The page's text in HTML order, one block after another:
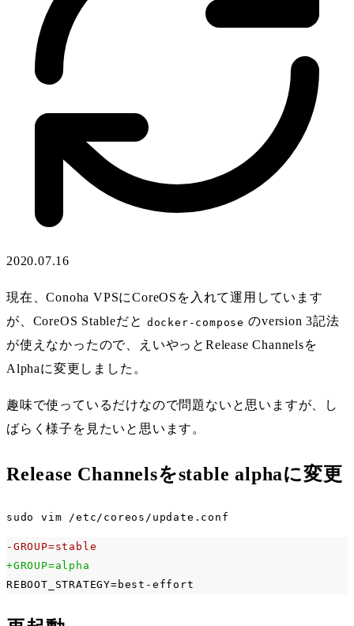
2020.07.16
現在、Conoha VPSにCoreOSを入れて運用しています
が、CoreOS Stableだと docker-compose のversion 3記法
が使えなかったので、えいやっとRelease Channelsを
Alphaに変更しました。
趣味で使っているだけなので問題ないと思いますが、し
ばらく様子を見たいと思います。
Release Channelsをstable alphaに変更
sudo vim /etc/coreos/update.conf